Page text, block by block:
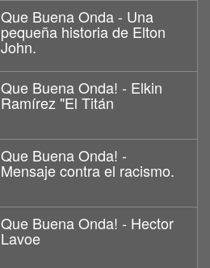
Que Buena Onda - Una
pequeña historia de Elton
John.
Que Buena Onda! - Elkin
Ramírez "El Titán
Que Buena Onda! -
Mensaje contra el racismo.
Que Buena Onda! - Hector
Lavoe